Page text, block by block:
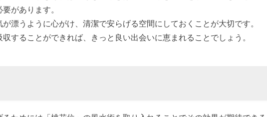
があります。
漂うように心がけ、清潔で安らげる空間にしておくことが大切です。
することができれば、きっと良い出会いに恵まれることでしょう。